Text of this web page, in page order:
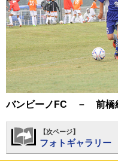
バンビーノFC － 前橋
【次ページ】
フォトギャラリー